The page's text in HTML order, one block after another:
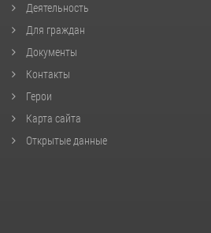
Деятельность
Для граждан
Документы
Контакты
Герои
Карта сайта
Открытые данные